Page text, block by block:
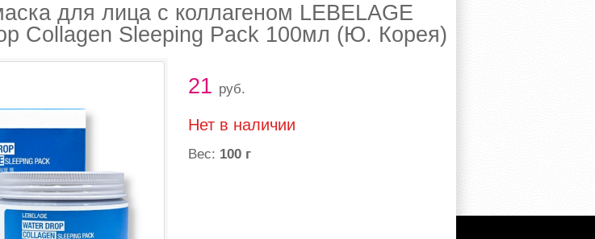
для лица с коллагеном LEBELAGE
Collagen Sleeping Pack 100мл (Ю. Корея)
21 руб.
Нет в наличии
Вес: 100 г